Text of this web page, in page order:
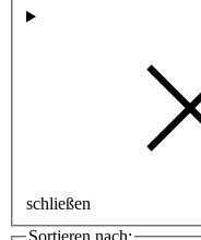
schließen